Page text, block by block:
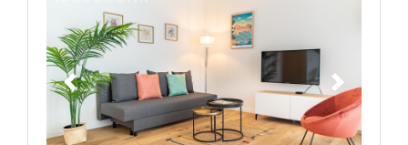
Précédent Suivant